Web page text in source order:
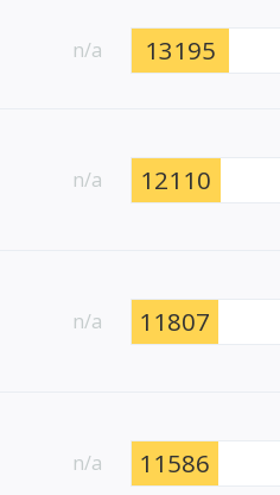
n/a 13195
n/a 12110
n/a 11807
n/a 11586